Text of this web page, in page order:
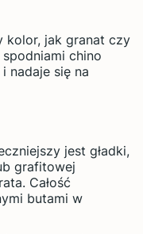
kolor, jak granat czy
chino
nadaje się na
jest gładki,
grafitowej
Całość
butami w